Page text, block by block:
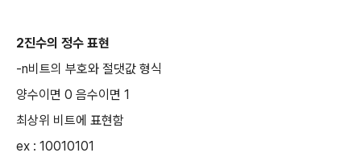
2진수의 정수 표현
-n비트의 부호와 절댓값 형식
양수이면 0 음수이면 1
최상위 비트에 표현함
ex : 10010101